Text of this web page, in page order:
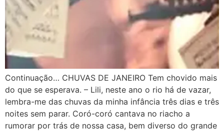
Continuação… CHUVAS DE JANEIRO Tem chovido mais
do que se esperava. – Lili, neste ano o rio há de vazar,
lembra-me das chuvas da minha infância três dias e três
noites sem parar. Coró-coró cantava no riacho a
rumorar por trás de nossa casa, bem diverso do grande